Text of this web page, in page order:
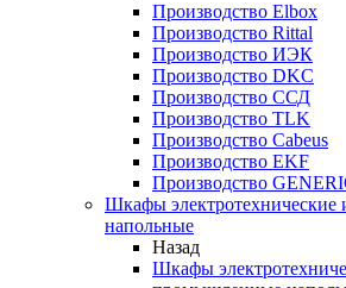
Производство Elbox
Производство Rittal
Производство ИЭК
Производство DKC
Производство ССД
Производство TLK
Производство Cabeus
Производство EKF
Производство
Шкафы
напольные
Назад
Шкафы